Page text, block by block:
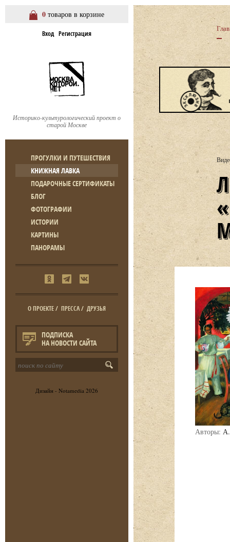
0 товаров в корзине
Вход Регистрация
Историко-культурологический проект о
старой Москве
ПРОГУЛКИ И ПУТЕШЕСТВИЯ
КНИЖНАЯ ЛАВКА
ПОДАРОЧНЫЕ СЕРТИФИКАТЫ
БЛОГ
ФОТОГРАФИИ
ИСТОРИИ
КАРТИНЫ
ПАНОРАМЫ
О ПРОЕКТЕ/ ПРЕССА/ ДРУЗЬЯ
ПОДПИСКА
НА НОВОСТИ САЙТА
Дизайн - Notamedia 2026
ЛЕКЦИЯ А.
Авторы: